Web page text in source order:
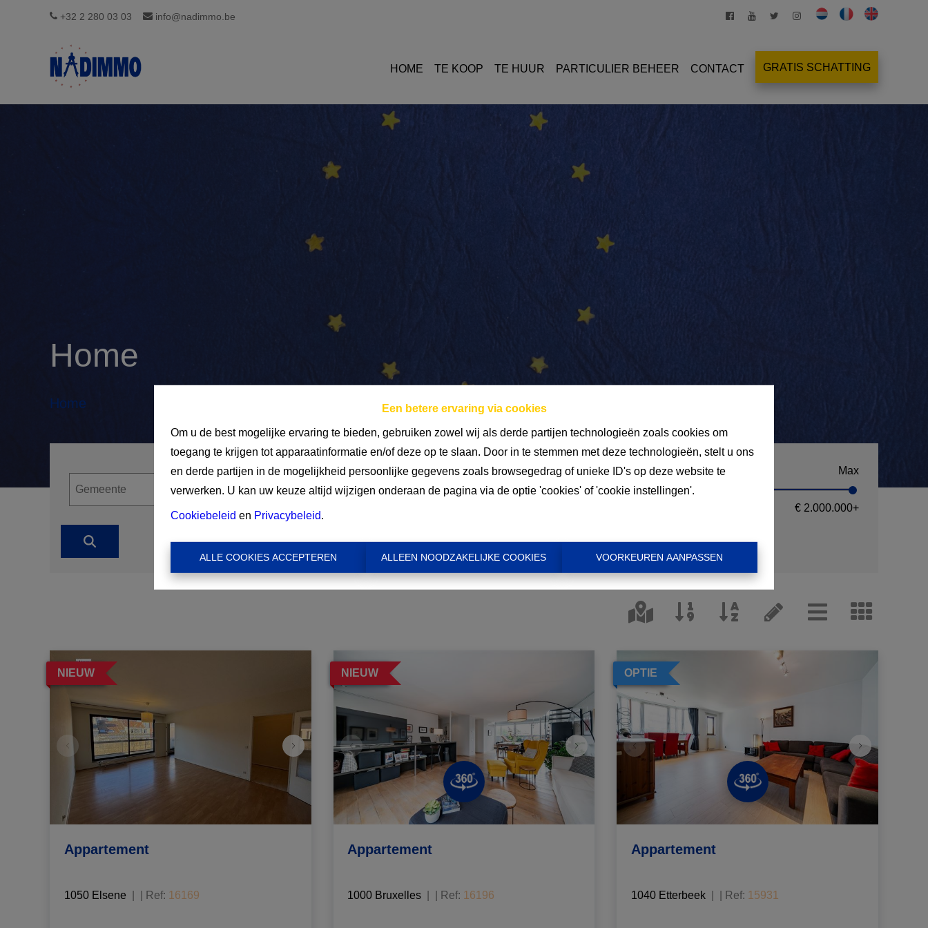
Een betere ervaring via cookies
Om u de best mogelijke ervaring te bieden, gebruiken zowel wij als derde partijen technologieën zoals cookies om
toegang te krijgen tot apparaatinformatie en/of deze op te slaan. Door in te stemmen met deze technologieën, stelt u ons
en derde partijen in de mogelijkheid persoonlijke gegevens zoals browsegedrag of unieke ID's op deze website te
verwerken. U kan uw keuze altijd wijzigen onderaan de pagina via de optie 'cookies' of 'cookie instellingen'.
Cookiebeleid en Privacybeleid.
ALLE COOKIES ACCEPTEREN ALLEEN NOODZAKELIJKE COOKIES VOORKEUREN AANPASSEN
+32 2 280 03 03 info@nadimmo.be
HOME TE KOOP TE HUUR PARTICULIER BEHEER CONTACT GRATIS SCHATTING
Home
Home
Min Max
€ 2.000.000+
NIEUW
Appartement
1050 Elsene Ref: 16169
NIEUW
Appartement
1000 Bruxelles Ref: 16196
OPTIE
Appartement
1040 Etterbeek Ref: 15931